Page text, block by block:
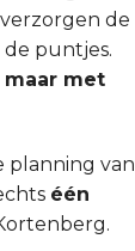
de
puntjes.
met
planning van
één